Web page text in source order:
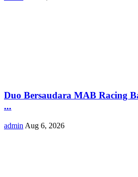
Duo Bersaudara MAB Racing
...
admin Aug 6, 2026